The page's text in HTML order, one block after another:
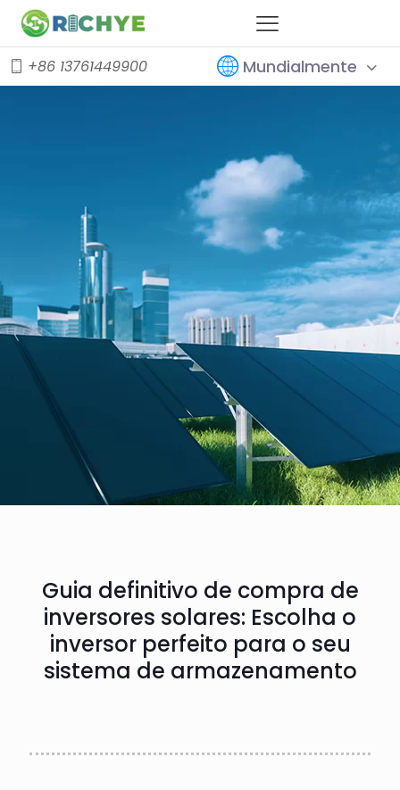
+86 13761449900 Mundialmente
Guia definitivo de compra de
inversores solares: Escolha o
inversor perfeito para o seu
sistema de armazenamento